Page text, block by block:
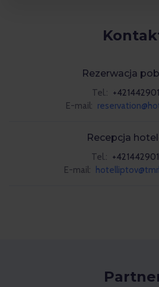
Rezerwacja
Tel.:
E-mail:
Recepcja
Tel.:
E-mail: